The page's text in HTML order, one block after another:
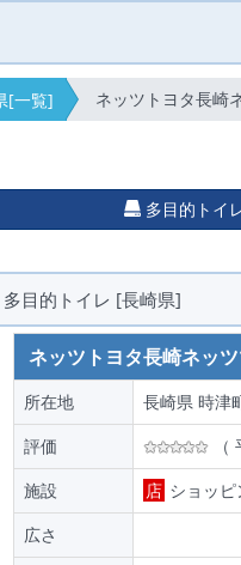
[一覧] ネッツトヨタ長崎
多目的トイ
目的トイレ [長崎県]
ネッツトヨタ長崎ネッ
所在地
長崎県 時津
評価
（
施設
店 ショッピ
広さ